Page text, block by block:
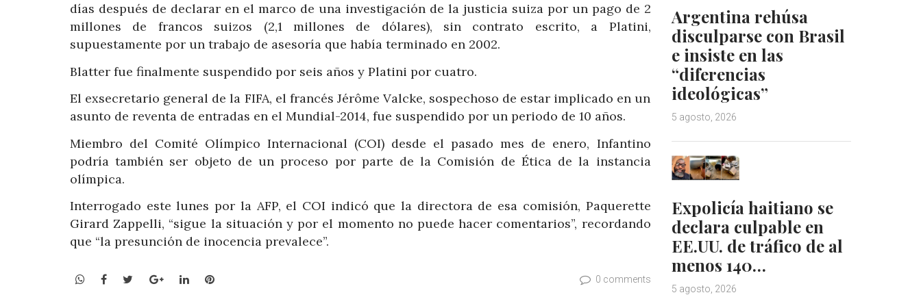
días después de declarar en el marco de una investigación de la justicia suiza por un pago de 2
millones de francos suizos (2,1 millones de dólares), sin contrato escrito, a Platini,
supuestamente por un trabajo de asesoría que había terminado en 2002.
Blatter fue finalmente suspendido por seis años y Platini por cuatro.
El exsecretario general de la FIFA, el francés Jérôme Valcke, sospechoso de estar implicado en un
asunto de reventa de entradas en el Mundial-2014, fue suspendido por un periodo de 10 años.
Miembro del Comité Olímpico Internacional (COI) desde el pasado mes de enero, Infantino
podría también ser objeto de un proceso por parte de la Comisión de Ética de la instancia
olímpica.
Interrogado este lunes por la AFP, el COI indicó que la directora de esa comisión, Paquerette
Girard Zappelli, “sigue la situación y por el momento no puede hacer comentarios”, recordando
que “la presunción de inocencia prevalece”.
WhatsApp
Facebook
TwitterGoogle+LinkedInPinterest 0 comments
Argentina rehúsa
disculparse con Brasil
e insiste en las
“diferencias
ideológicas”
5 agosto, 2026
Expolicía haitiano se
declara culpable en
EE.UU. de tráfico de al
menos 140…
5 agosto, 2026